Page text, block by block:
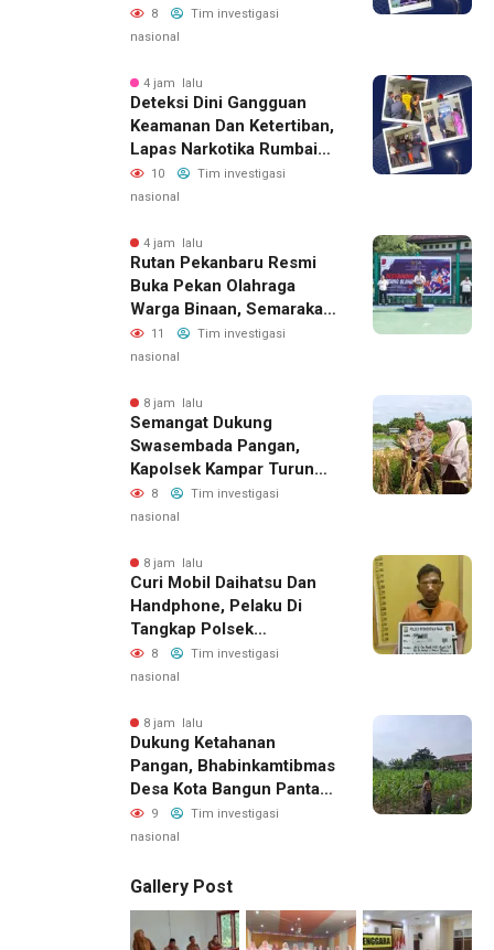
Memanen Terong
8
Tim investigasi
nasional
4 jam lalu
Deteksi Dini Gangguan
Keamanan Dan Ketertiban,
Lapas Narkotika Rumbai
Gelar Razia Rutin Blok
Hunian
10
Tim investigasi
nasional
4 jam lalu
Rutan Pekanbaru Resmi
Buka Pekan Olahraga
Warga Binaan, Semarakan
HUT RI Ke-81
11
Tim investigasi
nasional
8 jam lalu
Semangat Dukung
Swasembada Pangan,
Kapolsek Kampar Turun
Langsung Panen Jagung
Di Sendayan
8
Tim investigasi
nasional
8 jam lalu
Curi Mobil Daihatsu Dan
Handphone, Pelaku Di
Tangkap Polsek
Perhentian Raja
8
Tim investigasi
nasional
8 jam lalu
Dukung Ketahanan
Pangan, Bhabinkamtibmas
Desa Kota Bangun Pantau
Perkembangan Tanaman
Jagung Milik Desa
9
Tim investigasi
nasional
Gallery Post